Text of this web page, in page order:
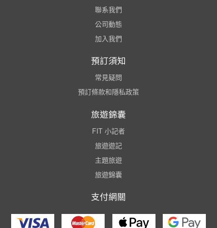
聯系我們
公司動態
加入我們
預訂須知
常見疑問
預訂條款和隱私政策
旅遊錦囊
FIT 小記者
旅遊遊記
主題旅遊
旅遊錦囊
支付網關